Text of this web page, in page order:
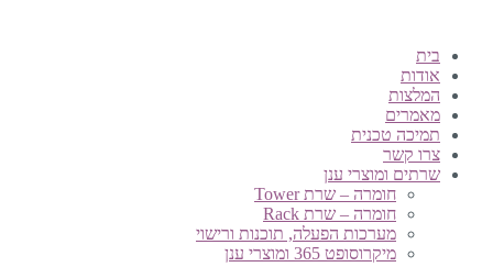
בית
אודות
המלצות
מאמרים
תמיכה טכנית
צרו קשר
שרתים ומוצרי ענן
חומרה – שרת Tower
חומרה – שרת Rack
מערכות הפעלה, תוכנות ורישוי
מיקרוסופט 365 ומוצרי ענן